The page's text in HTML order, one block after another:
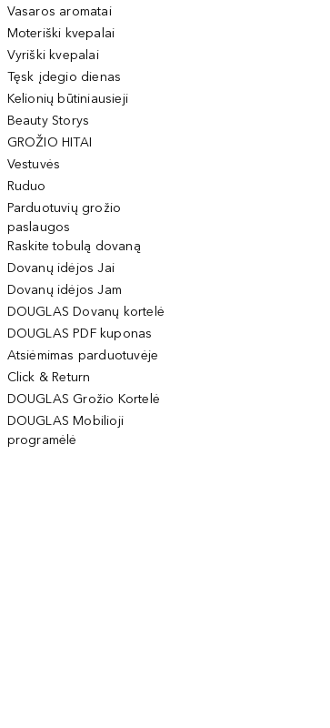
Vasaros aromatai
Moteriški kvepalai
Vyriški kvepalai
Tęsk įdegio dienas
Kelionių būtiniausieji
Beauty Storys
GROŽIO HITAI
Vestuvės
Ruduo
Parduotuvių grožio
paslaugos
Raskite tobulą dovaną
Dovanų idėjos Jai
Dovanų idėjos Jam
DOUGLAS Dovanų kortelė
DOUGLAS PDF kuponas
Atsiėmimas parduotuvėje
Click & Return
DOUGLAS Grožio Kortelė
DOUGLAS Mobilioji
programėlė